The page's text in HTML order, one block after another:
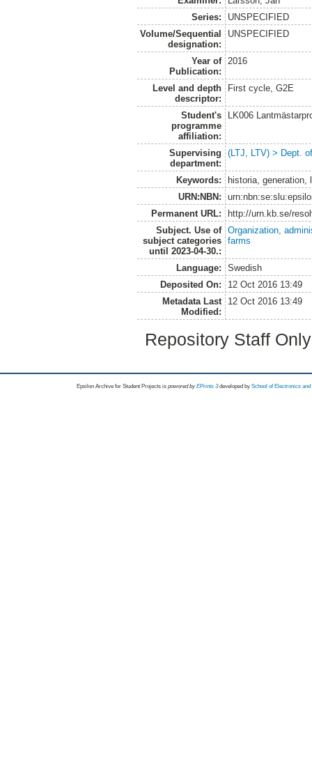
Series:
UNSPECIFIED
Volume/Sequential
designation:
UNSPECIFIED
Year of
Publication:
2016
Level and depth
descriptor:
First cycle, G2E
Student's
programme
affiliation:
LK006
Supervising
department:
(LTJ, LTV) > Dept.
Keywords:
historia, generation,
URN:NBN:
Permanent URL:
http://urn.kb.se/
Subject. Use of
subject categories
until 2023-04-30.:
Organization,
farms
Language:
Swedish
Deposited On:
12 Oct 2016 13:49
Metadata Last
Modified:
12 Oct 2016 13:49
Repository Staff
Epsilon Archive for Student Projects is powored byEPrints 3 developed by School of Electronics